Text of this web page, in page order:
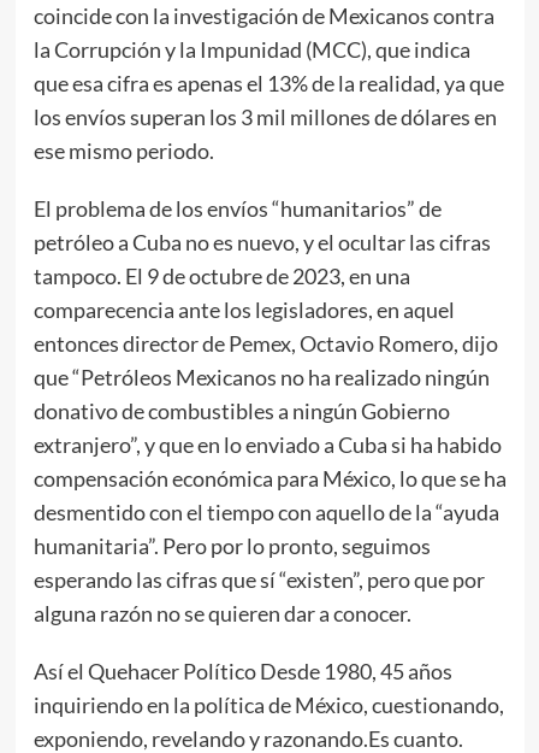
coincide con la investigación de Mexicanos contra
la Corrupción y la Impunidad (MCC), que indica
que esa cifra es apenas el 13% de la realidad, ya que
los envíos superan los 3 mil millones de dólares en
ese mismo periodo.
El problema de los envíos “humanitarios” de
petróleo a Cuba no es nuevo, y el ocultar las cifras
tampoco. El 9 de octubre de 2023, en una
comparecencia ante los legisladores, en aquel
entonces director de Pemex, Octavio Romero, dijo
que “Petróleos Mexicanos no ha realizado ningún
donativo de combustibles a ningún Gobierno
extranjero”, y que en lo enviado a Cuba si ha habido
compensación económica para México, lo que se ha
desmentido con el tiempo con aquello de la “ayuda
humanitaria”. Pero por lo pronto, seguimos
esperando las cifras que sí “existen”, pero que por
alguna razón no se quieren dar a conocer.
Así el Quehacer Político Desde 1980, 45 años
inquiriendo en la política de México, cuestionando,
exponiendo, revelando y razonando.Es cuanto.